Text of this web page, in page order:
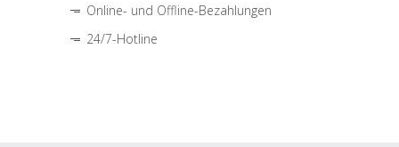
Online- und Offline-Bezahlungen
24/7-Hotline